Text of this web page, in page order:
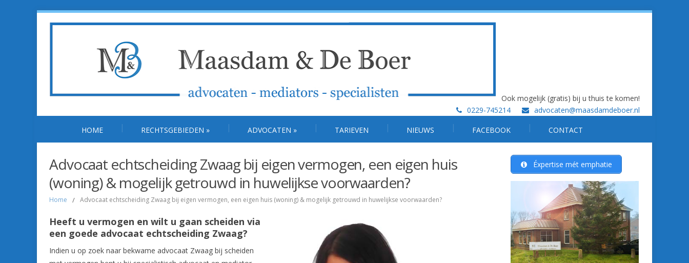
Ook mogelijk (gratis) bij u thuis te komen!
0229-745214
advocaten@maasdamdeboer.nl
HOME RECHTSGEBIEDEN » ADVOCATEN » TARIEVEN NIEUWS FACEBOOK CONTACT
Advocaat echtscheiding Zwaag bij eigen vermogen, een eigen huis
(woning) & mogelijk getrouwd in huwelijkse voorwaarden?
Home / Advocaat echtscheiding Zwaag bij eigen vermogen, een eigen huis (woning) & mogelijk getrouwd in huwelijkse voorwaarden?
Heeft u vermogen en wilt u gaan scheiden via
een goede advocaat echtscheiding Zwaag?
Indien u op zoek naar bekwame advocaat Zwaag bij scheiden
Éxpertise mét emphatie